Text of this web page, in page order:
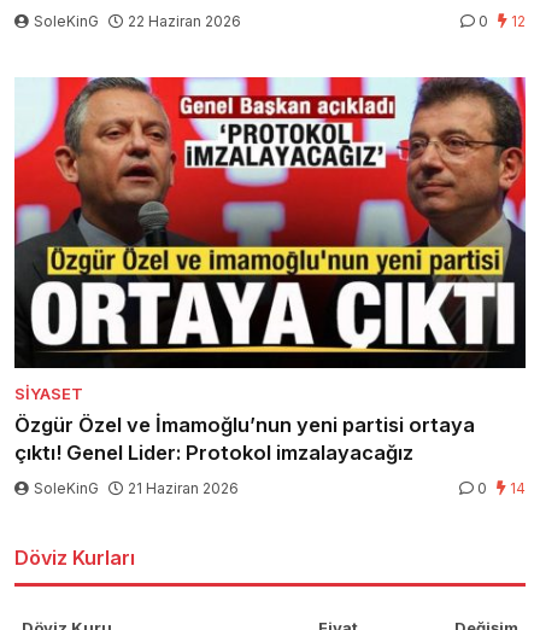
SoleKinG 22 Haziran 2026 0 12
SIYASET
Özgür Özel ve İmamoğlu’nun yeni partisi ortaya
çıktı! Genel Lider: Protokol imzalayacağız
SoleKinG 21 Haziran 2026 0 14
Döviz Kurları